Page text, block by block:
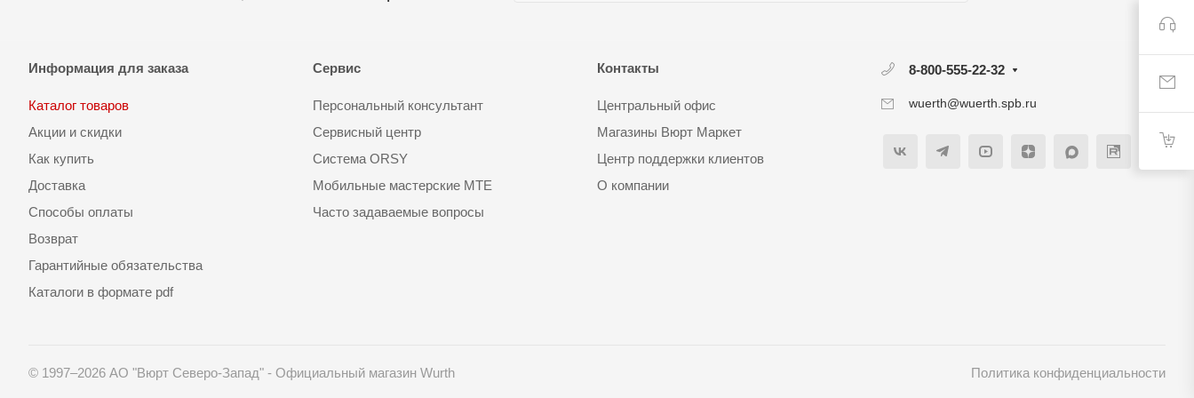
Информация для заказа
Каталог товаров
Акции и скидки
Как купить
Доставка
Способы оплаты
Возврат
Гарантийные обязательства
Каталоги в формате pdf
Сервис
Персональный консультант
Сервисный центр
Система ORSY
Мобильные мастерские MTE
Часто задаваемые вопросы
Контакты
Центральный офис
Магазины Вюрт Маркет
Центр поддержки клиентов
О компании
8-800-555-22-32
wuerth@wuerth.spb.ru
© 1997–2026 АО "Вюрт Северо-Запад" - Официальный магазин Wurth Политика конфиденциальности